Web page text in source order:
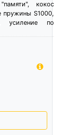
кокос
пружины S1000,
усиление по